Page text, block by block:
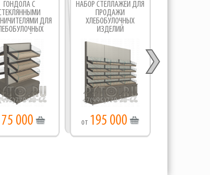
ГОНДОЛА С
ДЛЯ
75 000
НАБОР СТЕЛЛАЖЕЙ ДЛЯ
ПРОДАЖИ
ХЛЕБОБУЛОЧНЫХ
ИЗДЕЛИЙ
от 195 000